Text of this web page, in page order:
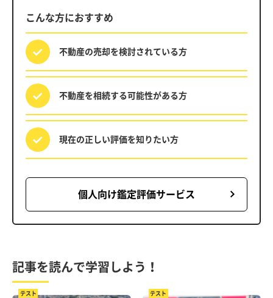
こんな方におすすめ
不動産の売却を検討されている方
不動産を相続する可能性がある方
現在の正しい評価を知りたい方
個人向け鑑定評価サービス
記事を読んで学習しよう！
テスト テスト